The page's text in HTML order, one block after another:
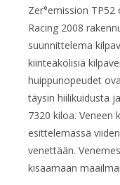
Zer°emission TP52
Racing 2008
suunnittelema
kiinteäkölisiä
huippunopeudet
täysin hiilikuidusta
7320 kiloa. Veneen
esittelemässä
venettään.
kisaamaan